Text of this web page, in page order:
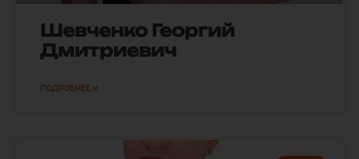
Шевченко Георгий
Дмитриевич
ПОДРОБНЕЕ »